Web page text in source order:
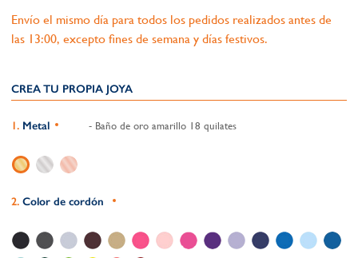
Envío el mismo día para todos los pedidos realizados antes de
las 13:00, excepto fines de semana y días festivos.
CREA TU PROPIA JOYA
Metal - Baño de oro amarillo 18 quilates
Color de cordón